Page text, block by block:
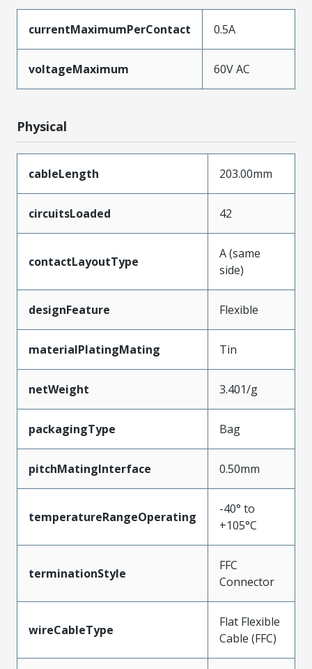
currentMaximumPerContact 0.5A
voltageMaximum 60V AC
Physical
cableLength 203.00mm
circuitsLoaded 42
contactLayoutType
A (same
side)
designFeature Flexible
materialPlatingMating Tin
netWeight 3.401/g
packagingType Bag
pitchMatingInterface 0.50mm
temperatureRangeOperating
-40° to
+105°C
terminationStyle
FFC
Connector
wireCableType
Flat Flexible
Cable (FFC)